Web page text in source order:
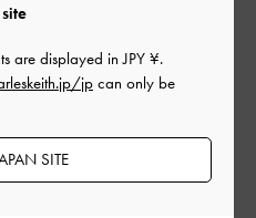
ったです。
|カラー: ホワイト系
かった
are displayed inJPY ¥.
jpcan only be
SITE